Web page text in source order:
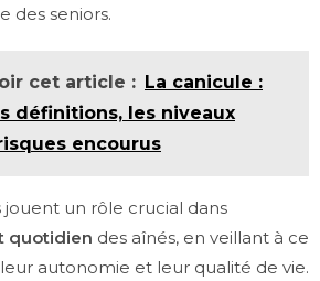
des seniors.
cet article : La canicule :
définitions, les niveaux
encourus
jouent un rôle crucial dans
quotidien des aînés, en veillant à ce
autonomie et leur qualité de vie.